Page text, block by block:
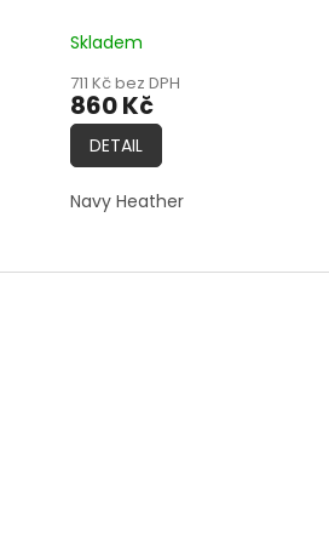
Skladem
711 Kč bez DPH
860 Kč
DETAIL
Navy Heather